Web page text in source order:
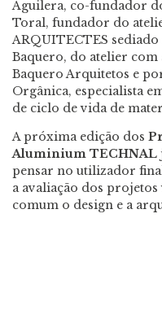
Aguilera, co-fundador
Toral, fundador do
ARQUITECTES
Baquero, do atelier com
Baquero Arquitetos e
Orgânica, especialista
de ciclo de vida de
A próxima edição dos
Aluminium TECHNAL
pensar no utilizador
a avaliação dos
comum o design e a